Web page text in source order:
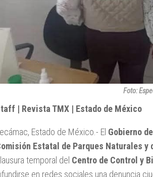
Foto:
| Revista TMX | Estado de México
Estado de México.- El Gobierno
Estatal de Parques Naturales y
temporal del Centro de Control y
en redes sociales una denuncia